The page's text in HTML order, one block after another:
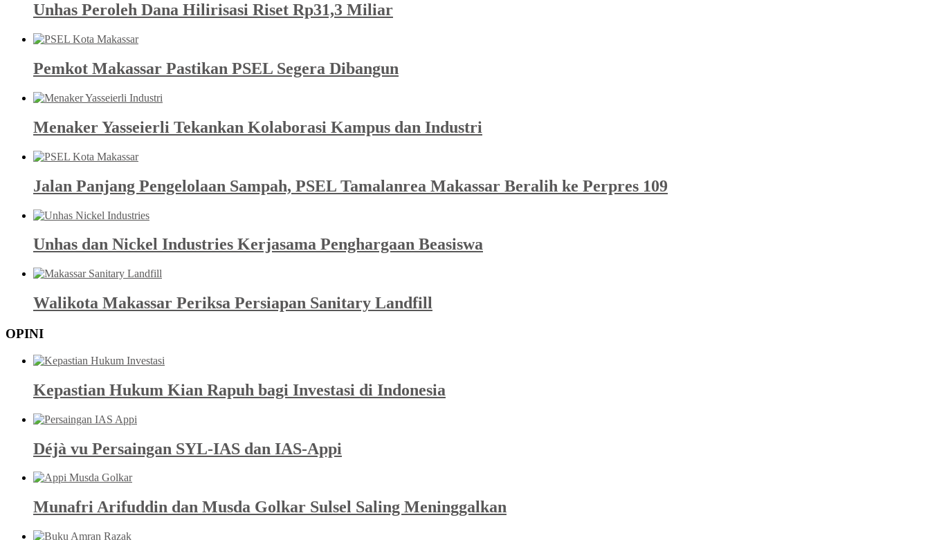
Unhas Peroleh Dana Hilirisasi Riset Rp31,3 Miliar
Pemkot Makassar Pastikan PSEL Segera Dibangun
Menaker Yasseierli Tekankan Kolaborasi Kampus dan Industri
Jalan Panjang Pengelolaan Sampah, PSEL Tamalanrea Makassar Beralih ke Perpres 109
Unhas dan Nickel Industries Kerjasama Penghargaan Beasiswa
Walikota Makassar Periksa Persiapan Sanitary Landfill
OPINI
Kepastian Hukum Kian Rapuh bagi Investasi di Indonesia
Déjà vu Persaingan SYL-IAS dan IAS-Appi
Munafri Arifuddin dan Musda Golkar Sulsel Saling Meninggalkan